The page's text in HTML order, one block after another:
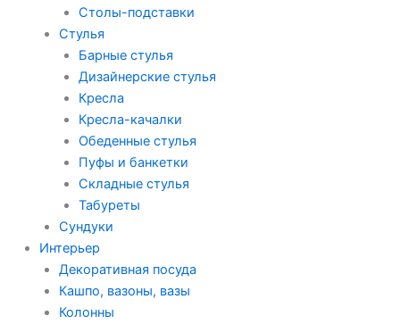
Столы-подставки
Стулья
Барные стулья
Дизайнерские стулья
Кресла
Кресла-качалки
Обеденные стулья
Пуфы и банкетки
Складные стулья
Табуреты
Сундуки
Интерьер
Декоративная посуда
Кашпо, вазоны, вазы
Колонны